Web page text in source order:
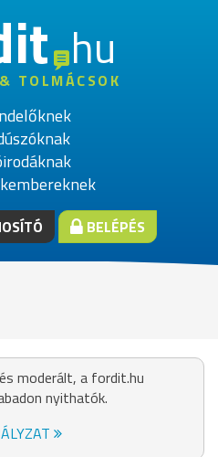
hu
TOLMÁCSOK
BELÉPÉS
moderált, a fordit.hu
nyithatók.